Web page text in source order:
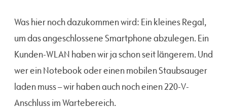
Was hier noch dazukommen wird: Ein kleines Regal,
um das angeschlossene Smartphone abzulegen. Ein
Kunden-WLAN haben wir ja schon seit längerem. Und
wer ein Notebook oder einen mobilen Staubsauger
laden muss – wir haben auch noch einen 220-V-
Anschluss im Wartebereich.